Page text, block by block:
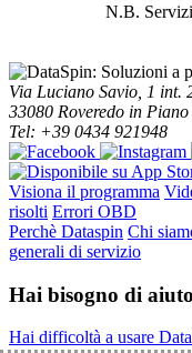
N.B.
Via Luciano Savio, 1 int.
33080 Roveredo in
Tel: +39 0434 921948
Visiona il programma
risolti Errori OBD
Perchè Dataspin Chi
generali di servizio
Hai bisogno di
Hai difficoltà a usare